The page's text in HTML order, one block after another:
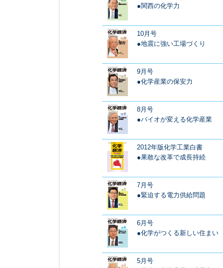
●関西の化学力
10月号
●地震に強い工場づくり
9月号
●化学産業の保安力
8月号
●バイオが変える化学産業
2012年版化学工業白書
●果敢な改革で成長持続
7月号
●緊迫する電力供給問題
6月号
●化学がつくる新しい住まい
5月号